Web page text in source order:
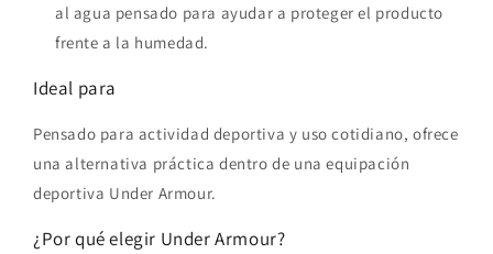
al agua pensado para ayudar a proteger el producto
frente a la humedad.
Ideal para
Pensado para actividad deportiva y uso cotidiano, ofrece
una alternativa práctica dentro de una equipación
deportiva Under Armour.
¿Por qué elegir Under Armour?